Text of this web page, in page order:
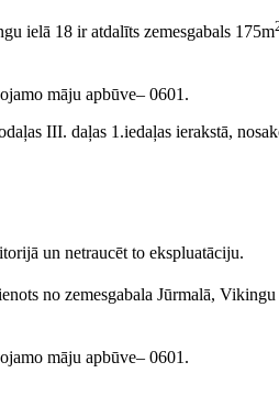
ielā 18 ir atdalīts zemesgabals 175m
māju apbūve– 0601.
III. daļas 1.iedaļas ierakstā,
un netraucēt to ekspluatāciju.
no zemesgabala Jūrmalā,
māju apbūve– 0601.